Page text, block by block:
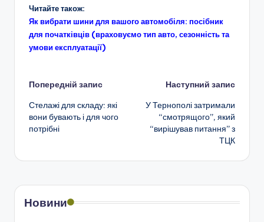
Читайте також:
Як вибрати шини для вашого автомобіля: посібник
для початківців (враховуємо тип авто, сезонність та
умови експлуатації)
Навігація
по
запису
Попередній запис
Стелажі для складу: які
вони бувають і для чого
потрібні
Наступний запис
У Тернополі затримали
“смотрящого”, який
“вирішував питання” з
ТЦК
Новини